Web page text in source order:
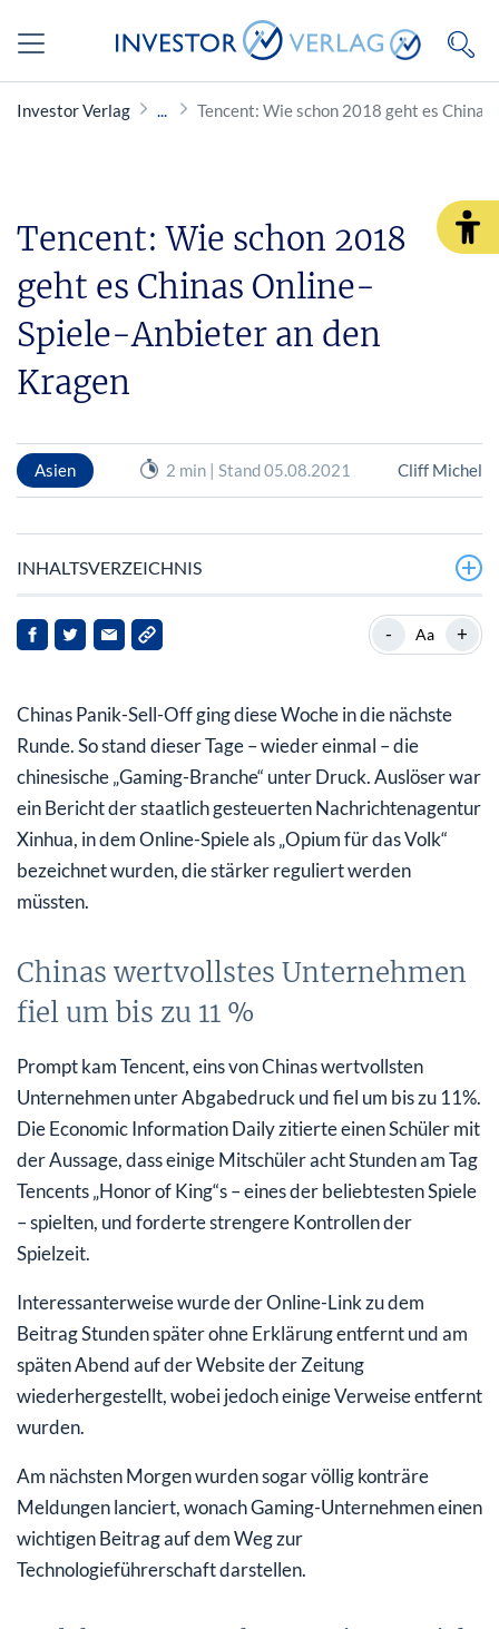
Investor Verlag Tencent: Wie schon 2018 geht es
Tencent: Wie schon 2018
geht es Chinas Online-
Spiele-Anbieter an den
Kragen
Asien 2 min | Stand 05.08.2021 Cliff Michel
INHALTSVERZEICHNIS
Chinas wertvollstes Unternehmen fiel um bis zu 11 %
Bei China-Aktien winkt nun enormes
Erholungspotenzial
- Aa +
Chinas Panik-Sell-Off ging diese Woche in die nächste
Runde. So stand dieser Tage – wieder einmal – die
chinesische „Gaming-Branche“ unter Druck. Auslöser war
ein Bericht der staatlich gesteuerten Nachrichtenagentur
Xinhua, in dem Online-Spiele als „Opium für das Volk“
bezeichnet wurden, die stärker reguliert werden
müssten.
Chinas wertvollstes Unternehmen
fiel um bis zu 11 %
Prompt kam Tencent, eins von Chinas wertvollsten
Unternehmen unter Abgabedruck und fiel um bis zu 11%.
Die Economic Information Daily zitierte einen Schüler mit
der Aussage, dass einige Mitschüler acht Stunden am Tag
Tencents „Honor of King“s – eines der beliebtesten Spiele
– spielten, und forderte strengere Kontrollen der
Spielzeit.
Interessanterweise wurde der Online-Link zu dem
Beitrag Stunden später ohne Erklärung entfernt und am
späten Abend auf der Website der Zeitung
wiederhergestellt, wobei jedoch einige Verweise entfernt
wurden.
Am nächsten Morgen wurden sogar völlig konträre
Meldungen lanciert, wonach Gaming-Unternehmen einen
wichtigen Beitrag auf dem Weg zur
Technologieführerschaft darstellen.